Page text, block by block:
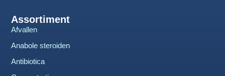
Assortiment
Afvallen
Anabole steroiden
Antibiotica